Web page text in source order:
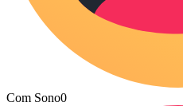
Com Sono0